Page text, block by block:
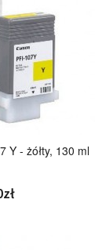
Y - żółty, 130 ml